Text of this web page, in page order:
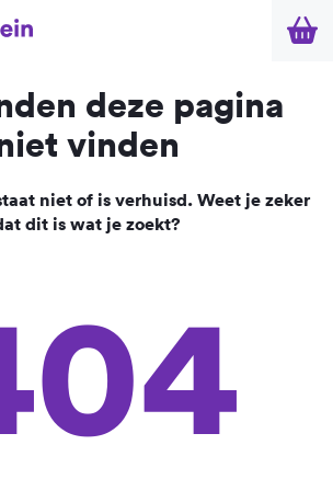
deze pagina
vinden
niet of is verhuisd. Weet je zeker
dit is wat je zoekt?